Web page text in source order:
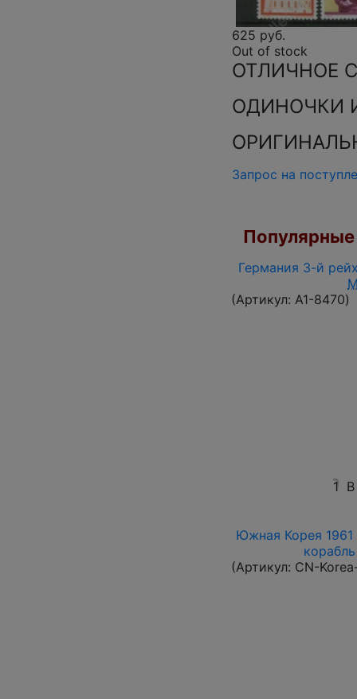
625 руб.
Out of stock
ОТЛИЧНОЕ
ОДИНОЧКИ
Запрос на
Германия 3-й
(Артикул: A1-8470)
1
Южная Корея 1961
(Артикул: CN-